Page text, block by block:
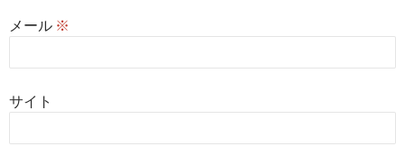
メール ※
サイト